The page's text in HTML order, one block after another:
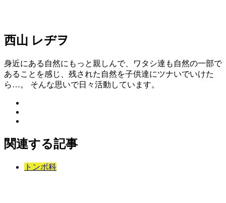
西山 レヂヲ
身近にある自然にもっと親しんで、ワタシ達も自然の一部で
あることを感じ、残された自然を子供達にツナいでいけた
ら…。 そんな思いで日々活動しています。
関連する記事
トンボ科